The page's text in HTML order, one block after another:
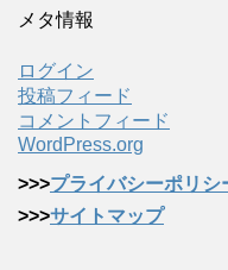
メタ情報
ログイン
投稿フィード
コメントフィード
WordPress.org
>>>プライバシーポリシ
>>>サイトマップ